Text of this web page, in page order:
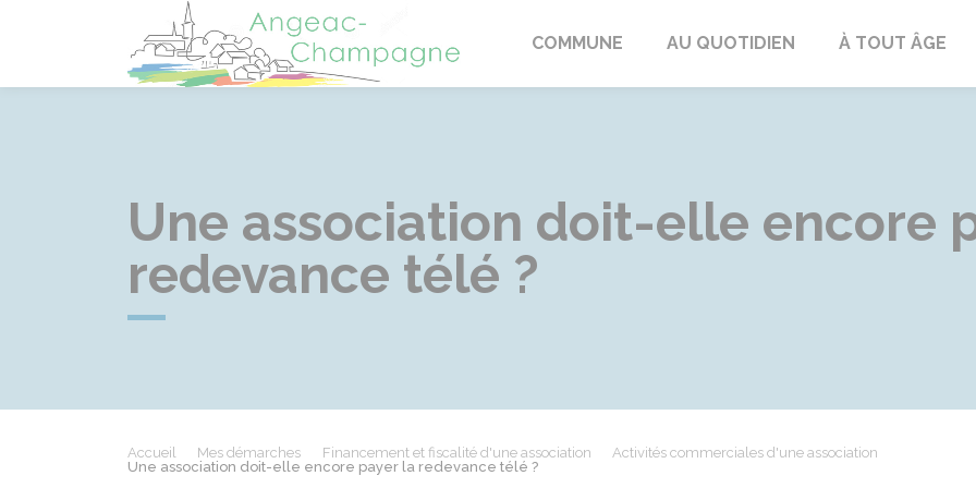
Angeac-Champagne
COMMUNE AU QUOTIDIEN À TOUT ÂGE
Une association doit-elle encore
redevance télé ?
Accueil Mes démarches Financement et fiscalité d'une association
Activités commerciales d'une association
Une association doit-elle encore payer la redevance télé ?